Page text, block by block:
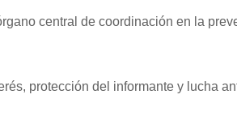
central de coordinación en la
protección del informante y lucha